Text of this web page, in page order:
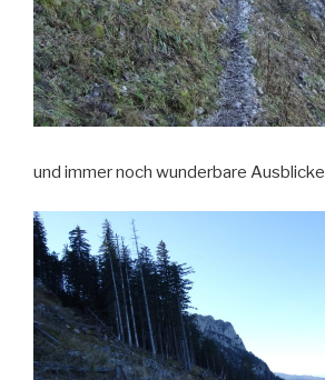
und immer noch wunderbare Ausblicke